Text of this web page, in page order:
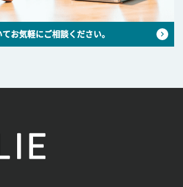
お気軽にご相談ください。